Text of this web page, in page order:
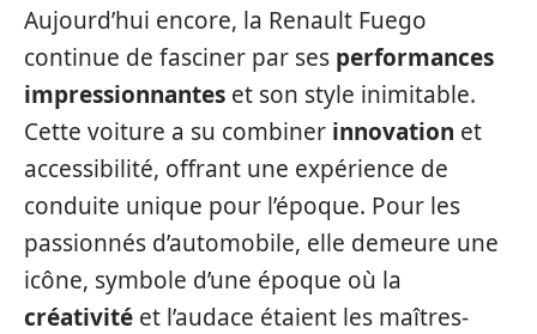
Aujourd’hui encore, la Renault Fuego
continue de fasciner par ses performances
impressionnantes et son style inimitable.
Cette voiture a su combiner innovation et
accessibilité, offrant une expérience de
conduite unique pour l’époque. Pour les
passionnés d’automobile, elle demeure une
icône, symbole d’une époque où la
créativité et l’audace étaient les maîtres-